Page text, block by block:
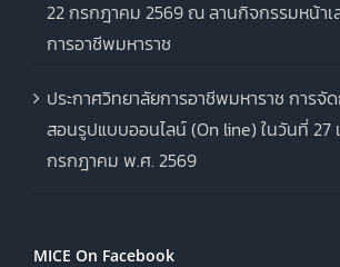
22 กรกฎาคม 2569 ณ ลานกิจกรรมหน้าเ
การอาชีพมหาราช
ประกาศวิทยาลัยการอาชีพมหาราช การจั
สอนรูปแบบออนไลน์ (On line) ในวันที่ 27
กรกฎาคม พ.ศ. 2569
MICE On Facebook